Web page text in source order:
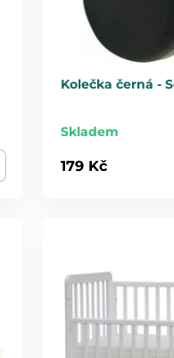
Kolečka černá -
Skladem
179 Kč